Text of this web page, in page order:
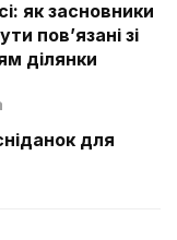
як засновники
пов’язані зі
ділянки
для